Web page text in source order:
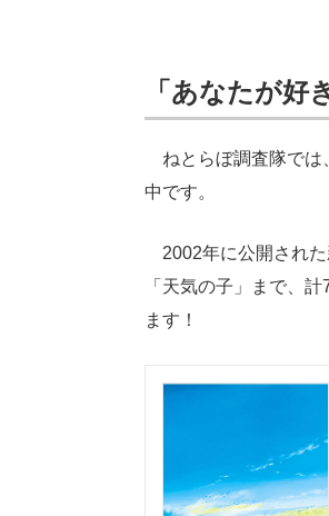
「あなたが好
ねとらぼ調査隊では
中です。
2002年に公開された
「天気の子」まで、
ます！